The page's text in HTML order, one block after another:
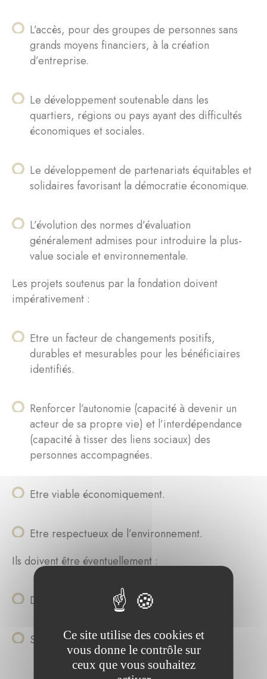
L’accès, pour des groupes de personnes sans
grands moyens financiers, à la création
d’entreprise.
Le développement soutenable dans les
quartiers, régions ou pays ayant des difficultés
économiques et sociales.
Le développement de partenariats équitables et
solidaires favorisant la démocratie économique.
L’évolution des normes d’évaluation
généralement admises pour introduire la plus-
value sociale et environnementale.
Les projets soutenus par la fondation doivent
impérativement :
Etre un facteur de changements positifs,
durables et mesurables pour les bénéficiaires
identifiés.
Renforcer l’autonomie (capacité à devenir un
acteur de sa propre vie) et l’interdépendance
(capacité à tisser des liens sociaux) des
personnes accompagnées.
Etre viable économiquement.
Etre respectueux de l’environnement.
Ils doivent être éventuellement :
Duplicables.
Socialement innovants.
Ce site utilise des cookies et
vous donne le contrôle sur
ceux que vous souhaitez